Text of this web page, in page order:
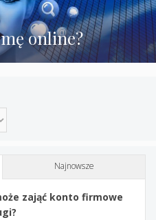
online?
Najnowsze
zająć konto firmowe